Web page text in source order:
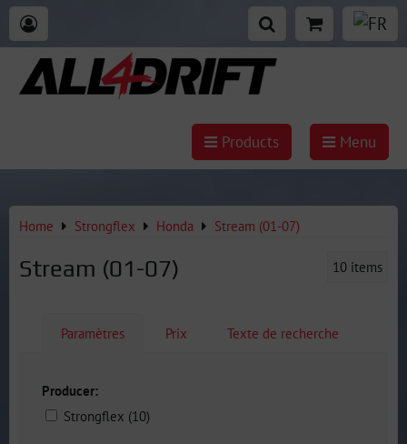
Products Menu
Home Strongflex Honda Stream (01-07)
Stream (01-07) 10 items
Paramètres Prix Texte de recherche
Producer:
Strongflex (10)